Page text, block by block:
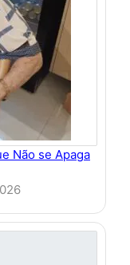
Não se Apaga